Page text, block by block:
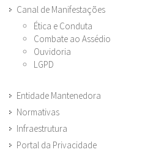
Canal de Manifestações
Ética e Conduta
Combate ao Assédio
Ouvidoria
LGPD
Entidade Mantenedora
Normativas
Infraestrutura
Portal da Privacidade